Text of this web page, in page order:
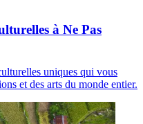
à Ne Pas
uniques qui vous
et des arts du monde entier.